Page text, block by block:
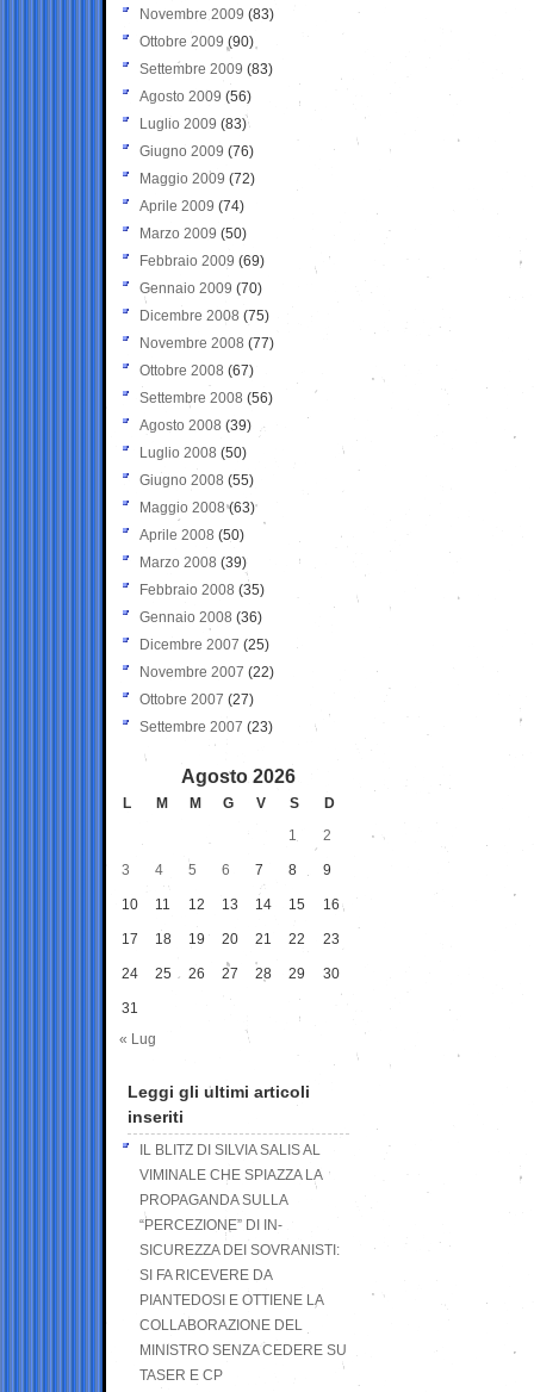
Novembre 2009 (83)
Ottobre 2009 (90)
Settembre 2009 (83)
Agosto 2009 (56)
Luglio 2009 (83)
Giugno 2009 (76)
Maggio 2009 (72)
Aprile 2009 (74)
Marzo 2009 (50)
Febbraio 2009 (69)
Gennaio 2009 (70)
Dicembre 2008 (75)
Novembre 2008 (77)
Ottobre 2008 (67)
Settembre 2008 (56)
Agosto 2008 (39)
Luglio 2008 (50)
Giugno 2008 (55)
Maggio 2008(63)
Aprile 2008 (50)
Marzo 2008 (39)
Febbraio 2008 (35)
Gennaio 2008 (36)
Dicembre 2007 (25)
Novembre 2007 (22)
Ottobre 2007 (27)
Settembre 2007 (23)
Agosto 2026
L M M G V S
D
1
2
3 4 5 6 7 8 9
10 11 12 13 14 15 16
17 18 19 20 21 22 23
24 25 26 27 28 29 30
31
« Lug
Leggi gli ultimi articoli
inseriti
IL BLITZ DI SILVIA SALIS AL
VIMINALE CHE SPIAZZA LA
PROPAGANDA SULLA
“PERCEZIONE” DI IN-
SICUREZZA DEI SOVRANISTI:
SI FA RICEVERE DA
PIANTEDOSI E OTTIENE LA
COLLABORAZIONE DEL
MINISTRO SENZA CEDERE SU
TASER E CP